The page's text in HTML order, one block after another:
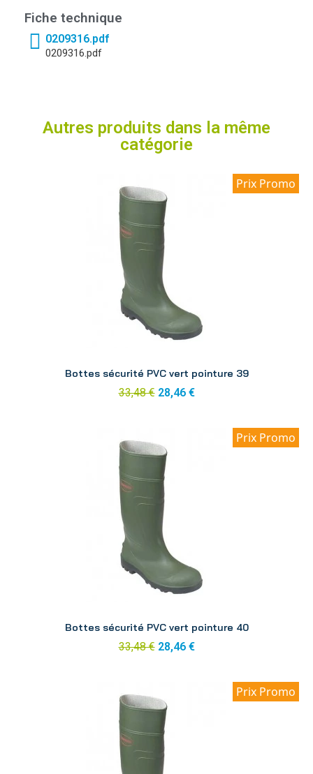
Fiche technique
0209316.pdf
0209316.pdf
Autres produits dans la même
catégorie
Prix Promo
Bottes sécurité PVC vert pointure 39
33,48 € 28,46 €
Prix Promo
Bottes sécurité PVC vert pointure 40
33,48 € 28,46 €
Prix Promo